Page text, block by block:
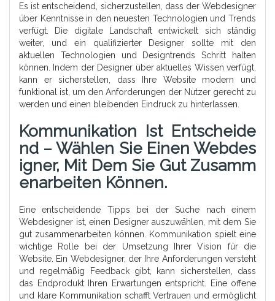
Es ist entscheidend, sicherzustellen, dass der Webdesigner
über Kenntnisse in den neuesten Technologien und Trends
verfügt. Die digitale Landschaft entwickelt sich ständig
weiter, und ein qualifizierter Designer sollte mit den
aktuellen Technologien und Designtrends Schritt halten
können. Indem der Designer über aktuelles Wissen verfügt,
kann er sicherstellen, dass Ihre Website modern und
funktional ist, um den Anforderungen der Nutzer gerecht zu
werden und einen bleibenden Eindruck zu hinterlassen.
Kommunikation Ist Entscheide
Nd – Wählen Sie Einen Webdes
Igner, Mit Dem Sie Gut Zusamm
Enarbeiten Können.
Eine entscheidende Tipps bei der Suche nach einem
Webdesigner ist, einen Designer auszuwählen, mit dem Sie
gut zusammenarbeiten können. Kommunikation spielt eine
wichtige Rolle bei der Umsetzung Ihrer Vision für die
Website. Ein Webdesigner, der Ihre Anforderungen versteht
und regelmäßig Feedback gibt, kann sicherstellen, dass
das Endprodukt Ihren Erwartungen entspricht. Eine offene
und klare Kommunikation schafft Vertrauen und ermöglicht